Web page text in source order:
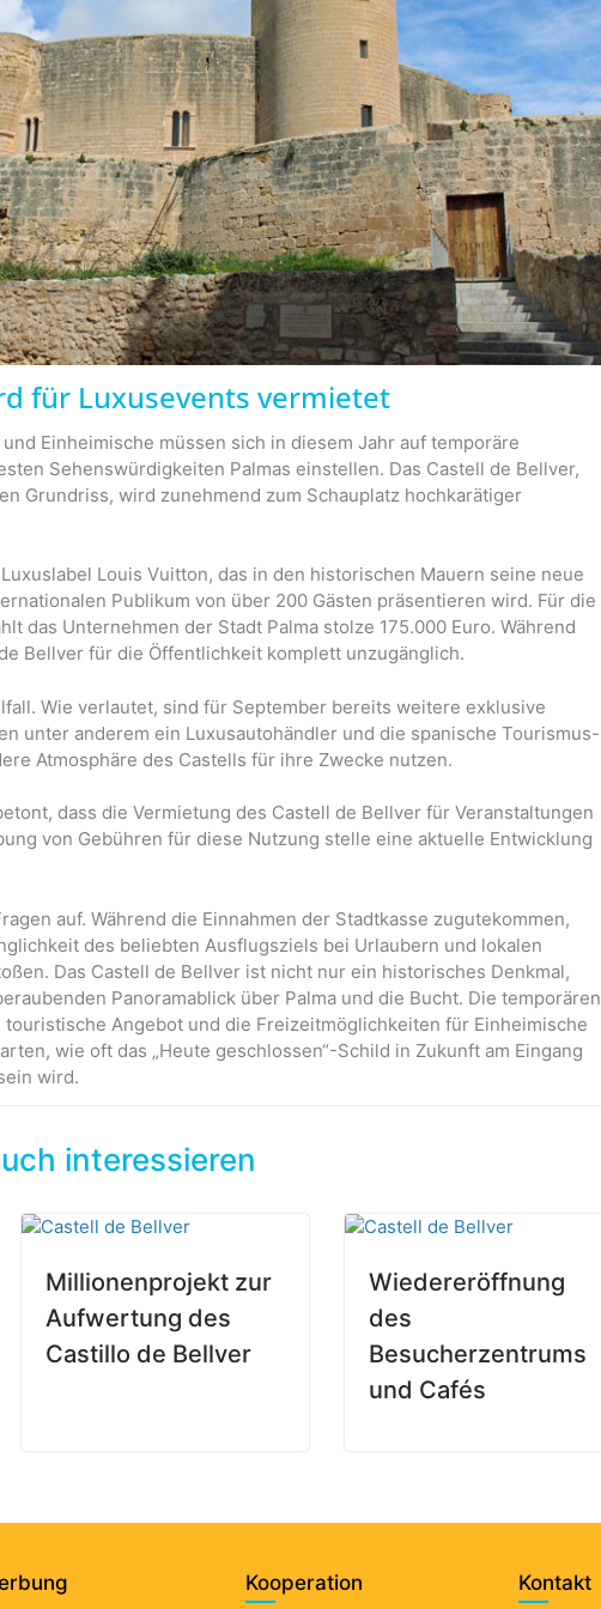
für Luxusevents vermietet
Einheimische müssen sich in diesem Jahr auf temporäre
Sehenswürdigkeiten Palmas einstellen. Das Castell de Bellver,
Grundriss, wird zunehmend zum Schauplatz hochkarätiger
Louis Vuitton, das in den historischen Mauern seine neue
Publikum von über 200 Gästen präsentieren wird. Für die
das Unternehmen der Stadt Palma stolze 175.000 Euro. Während
Bellver für die Öffentlichkeit komplett unzugänglich.
Wie verlautet, sind für September bereits weitere exklusive
unter anderem ein Luxusautohändler und die spanische Tourismus-
Atmosphäre des Castells für ihre Zwecke nutzen.
dass die Vermietung des Castell de Bellver für Veranstaltungen
von Gebühren für diese Nutzung stelle eine aktuelle Entwicklung
auf. Während die Einnahmen der Stadtkasse zugutekommen,
des beliebten Ausflugsziels bei Urlaubern und lokalen
Das Castell de Bellver ist nicht nur ein historisches Denkmal,
Panoramablick über Palma und die Bucht. Die temporären
Angebot und die Freizeitmöglichkeiten für Einheimische
wie oft das „Heute geschlossen“-Schild in Zukunft am Eingang
wird.
interessieren
Millionenprojekt zur
Aufwertung des
Castillo de Bellver
Wiedereröffnung
des
Besucherzentrums
und Cafés
Kooperation Kontakt